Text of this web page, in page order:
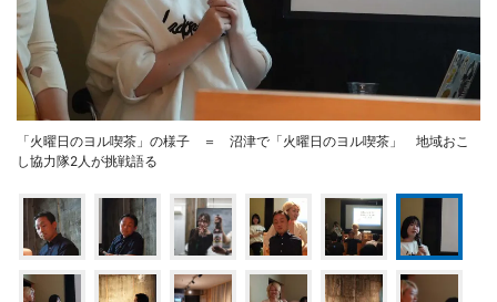
「火曜日のヨル喫茶」の様子 ＝ 沼津で「火曜日のヨル喫茶」 地域おこ
し協力隊2人が挑戦語る